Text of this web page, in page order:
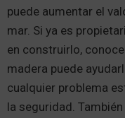
puede aumentar el
mar. Si ya es
en construirlo,
madera puede
cualquier problema
la seguridad.